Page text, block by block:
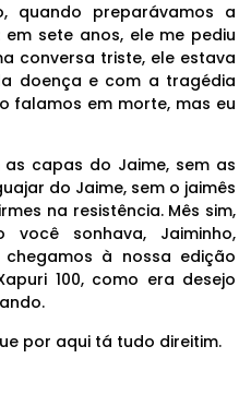
quando preparávamos a
em sete anos, ele me pediu
conversa triste, ele estava
doença e com a tragédia
falamos em morte, mas eu
capas do Jaime, sem as
do Jaime, sem o jaimês
na resistência. Mês sim,
sonhava, Jaiminho,
à nossa edição
100, como era desejo
por aqui tá tudo direitim.